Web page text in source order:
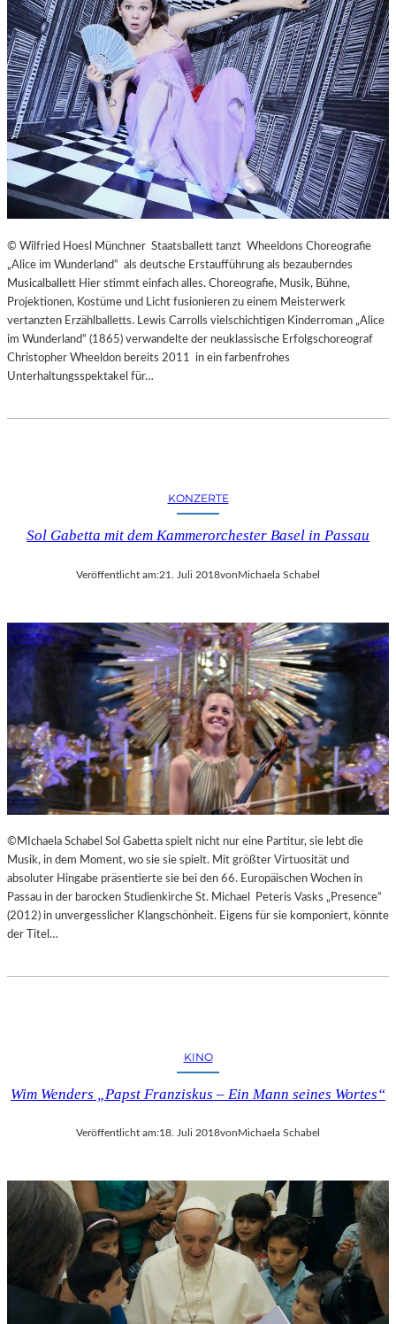
© Wilfried Hoesl Münchner Staatsballett tanzt Wheeldons Choreografie
„Alice im Wunderland“ als deutsche Erstaufführung als bezauberndes
Musicalballett Hier stimmt einfach alles. Choreografie, Musik, Bühne,
Projektionen, Kostüme und Licht fusionieren zu einem Meisterwerk
vertanzten Erzählballetts. Lewis Carrolls vielschichtigen Kinderroman „Alice
im Wunderland“ (1865) verwandelte der neuklassische Erfolgschoreograf
Christopher Wheeldon bereits 2011 in ein farbenfrohes
Unterhaltungsspektakel für…
KONZERTE
Sol Gabetta mit dem Kammerorchester Basel in Passau
Veröffentlicht am:21. Juli 2018vonMichaela Schabel
©MIchaela Schabel Sol Gabetta spielt nicht nur eine Partitur, sie lebt die
Musik, in dem Moment, wo sie sie spielt. Mit größter Virtuosität und
absoluter Hingabe präsentierte sie bei den 66. Europäischen Wochen in
Passau in der barocken Studienkirche St. Michael Peteris Vasks „Presence“
(2012) in unvergesslicher Klangschönheit. Eigens für sie komponiert, könnte
der Titel…
KINO
Wim Wenders „Papst Franziskus – Ein Mann seines Wortes“
Veröffentlicht am:18. Juli 2018vonMichaela Schabel